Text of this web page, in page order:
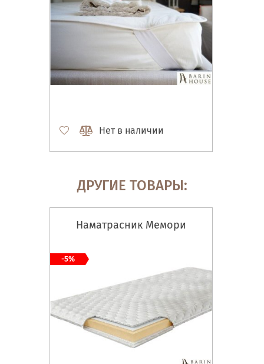
Нет в наличии
ДРУГИЕ ТОВАРЫ:
Наматрасник Мемори
-5%